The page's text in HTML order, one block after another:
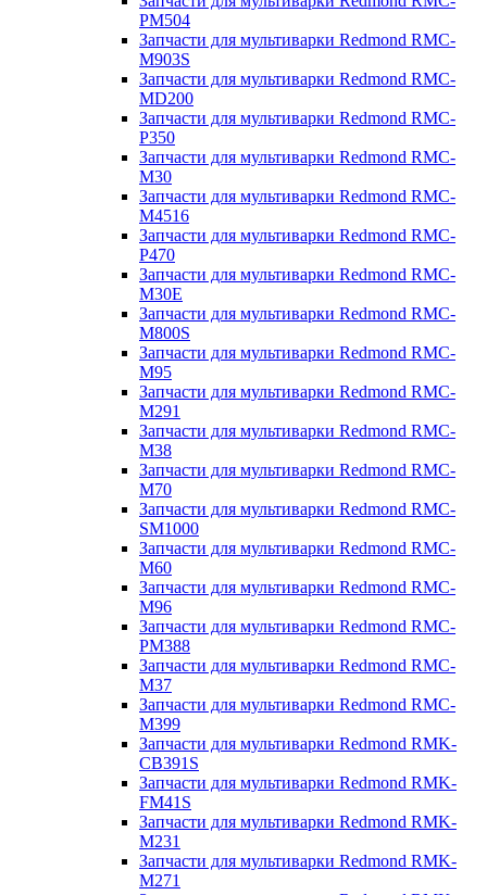
PM504
Запчасти для мультиварки Redmond RMC-
M903S
Запчасти для мультиварки Redmond RMC-
MD200
Запчасти для мультиварки Redmond RMC-
P350
Запчасти для мультиварки Redmond RMC-
M30
Запчасти для мультиварки Redmond RMC-
M4516
Запчасти для мультиварки Redmond RMC-
P470
Запчасти для мультиварки Redmond RMC-
M30E
Запчасти для мультиварки Redmond RMC-
M800S
Запчасти для мультиварки Redmond RMC-
M95
Запчасти для мультиварки Redmond RMC-
M291
Запчасти для мультиварки Redmond RMC-
M38
Запчасти для мультиварки Redmond RMC-
M70
Запчасти для мультиварки Redmond RMC-
SM1000
Запчасти для мультиварки Redmond RMC-
M60
Запчасти для мультиварки Redmond RMC-
M96
Запчасти для мультиварки Redmond RMC-
PM388
Запчасти для мультиварки Redmond RMC-
M37
Запчасти для мультиварки Redmond RMC-
M399
Запчасти для мультиварки Redmond RMK-
CB391S
Запчасти для мультиварки Redmond RMK-
FM41S
Запчасти для мультиварки Redmond RMK-
M231
Запчасти для мультиварки Redmond RMK-
M271